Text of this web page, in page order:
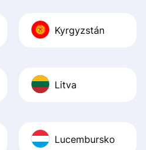
Kyrgyzstán
Litva
Lucembursko